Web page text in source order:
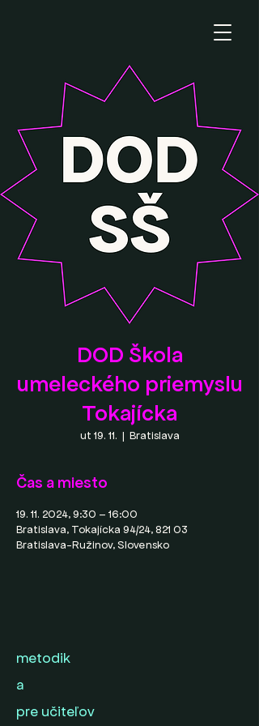
DOD Škola
umeleckého priemyslu
Tokajícka
ut 19. 11.
  |
Bratislava
Čas a miesto
19. 11. 2024, 9:30 – 16:00
Bratislava, Tokajícka 94/24, 821 03
Bratislava-Ružinov, Slovensko
metodik
a
pre učiteľov